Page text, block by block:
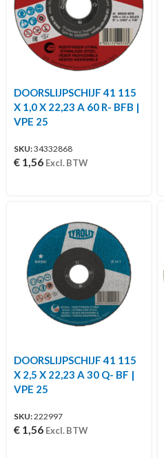
DOORSLIJPSCHIJF 41 115
X 1,0 X 22,23 A 60 R- BFB |
VPE 25
SKU:34332868
€ 1,56 Excl. BTW
DOORSLIJPSCHIJF 41 115
X 2,5 X 22,23 A 30 Q- BF |
VPE 25
SKU:222997
€ 1,56 Excl. BTW